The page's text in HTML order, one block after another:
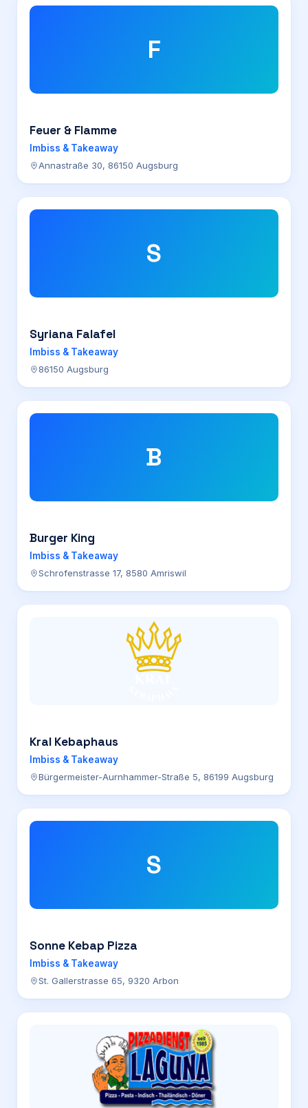
F
Feuer & Flamme
Imbiss & Takeaway
Annastraße 30, 86150 Augsburg
S
Syriana Falafel
Imbiss & Takeaway
86150 Augsburg
B
Burger King
Imbiss & Takeaway
Schrofenstrasse 17, 8580 Amriswil
Kral Kebaphaus
Imbiss & Takeaway
Bürgermeister-Aurnhammer-Straße 5, 86199 Augsburg
S
Sonne Kebap Pizza
Imbiss & Takeaway
St. Gallerstrasse 65, 9320 Arbon